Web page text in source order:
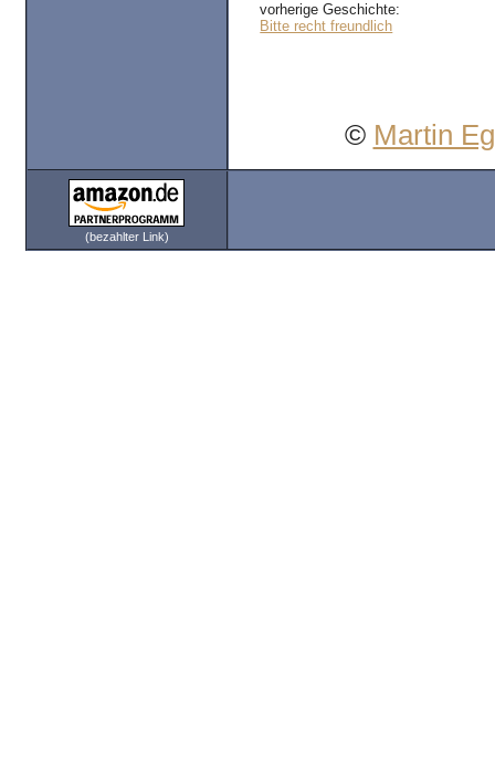
vorherige Geschichte:
Bitte recht freundlich
© Martin
(bezahlter Link)